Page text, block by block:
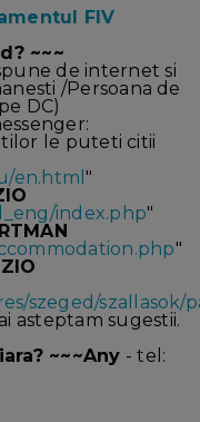
FIV
~~~
de internet si
/Persoana de
DC)
le puteti citii
en.html "
index.php"
"
szeged/szallasok/
asteptam sugestii.
~~~Any - tel: